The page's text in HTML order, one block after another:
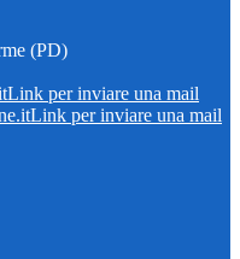
(PD)
Link per inviare una mail
Link per inviare una mail